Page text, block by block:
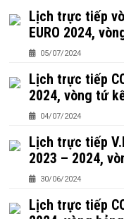
Lịch trực tiếp
EURO 2024,
05/07/2024
Lịch trực tiếp
2024, vòng tứ
04/07/2024
Lịch trực tiếp
2023 – 2024,
30/06/2024
Lịch trực tiếp